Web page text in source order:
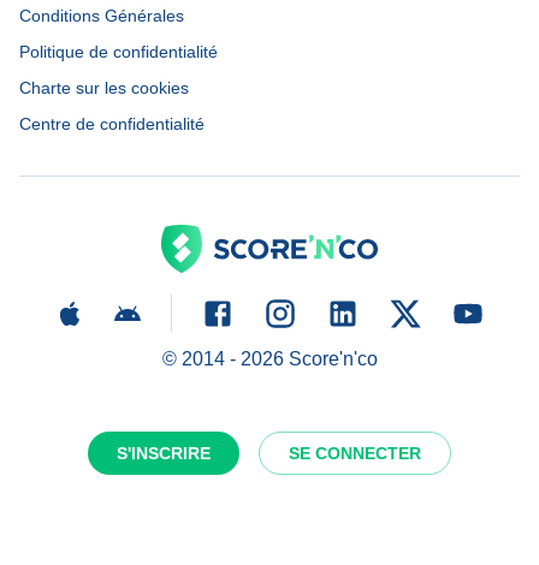
S'INSCRIRE SE CONNECTER
Conditions Générales
Politique de confidentialité
Charte sur les cookies
Centre de confidentialité
© 2014 - 2026Score'n'co